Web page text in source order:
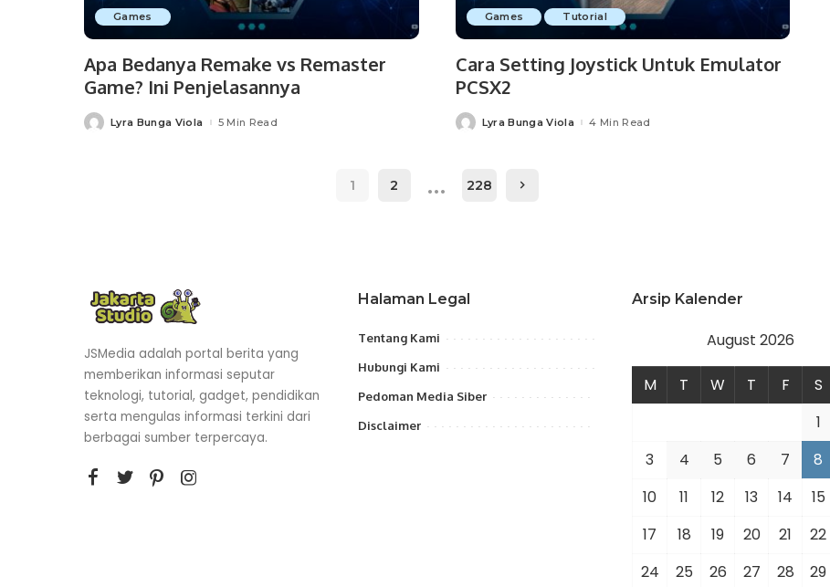
Games
Apa Bedanya Remake vs Remaster
Game? Ini Penjelasannya
PostedLyra Bunga Viola 5 Min Read
Games Tutorial
Cara Setting Joystick Untuk Emulator
PCSX2
PostedLyra Bunga Viola 4 Min Read
1 2 … 228
JSMedia adalah portal berita yang
memberikan informasi seputar
teknologi, tutorial, gadget, pendidikan
serta mengulas informasi terkini dari
berbagai sumber terpercaya.
Halaman Legal
Tentang Kami
Hubungi Kami
Pedoman Media Siber
Disclaimer
Arsip Kalender
August 2026
M T W T F S
1
3
4 5 6 7 8
10
11 12 13 14 15
17
18 19 20 21 22
24
25 26 27 28 29